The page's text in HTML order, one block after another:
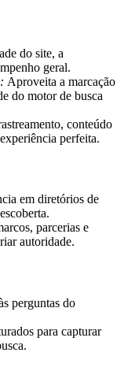
do site, a
geral.
Aproveita a marcação
do motor de busca
conteúdo
perfeita.
em diretórios de
parcerias e
autoridade.
perguntas do
para capturar